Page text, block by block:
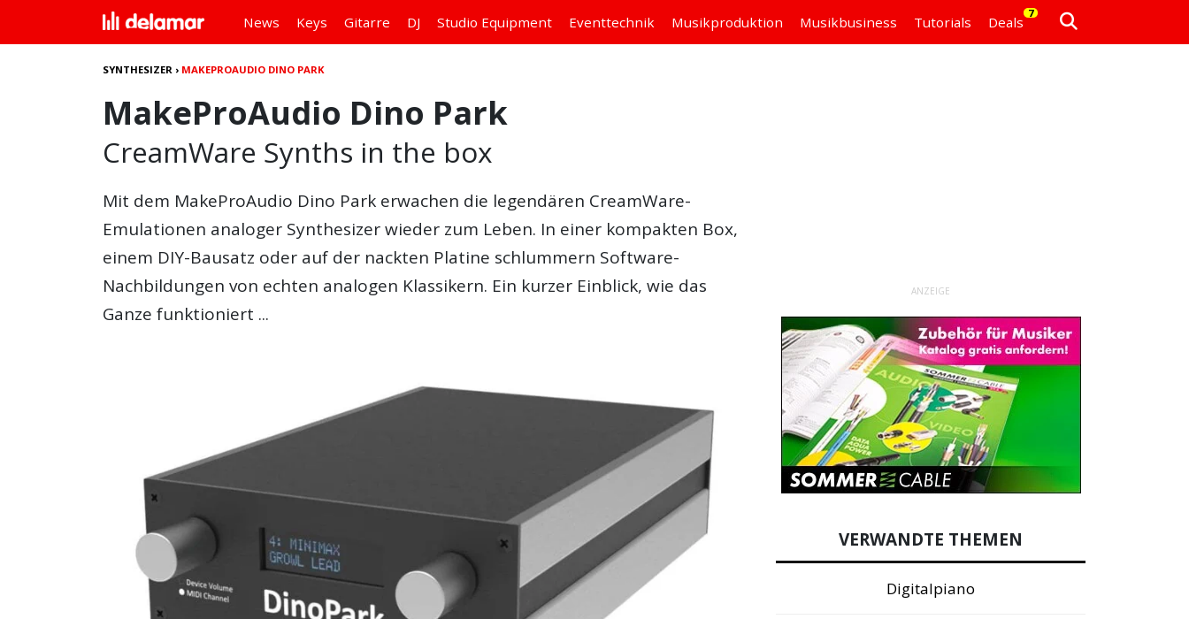
News Keys Gitarre DJ Studio Equipment Eventtechnik Musikproduktion Musikbusiness Tutorials Deals
7
SYNTHESIZER › MAKEPROAUDIO DINO PARK
MakeProAudio Dino Park
CreamWare Synths in the box
Mit dem MakeProAudio Dino Park erwachen die legendären CreamWare-
Emulationen analoger Synthesizer wieder zum Leben. In einer kompakten Box,
einem DIY-Bausatz oder auf der nackten Platine schlummern Software-
Nachbildungen von echten analogen Klassikern. Ein kurzer Einblick, wie das
Ganze funktioniert ...
ANZEIGE
VERWANDTE THEMEN
Digitalpiano